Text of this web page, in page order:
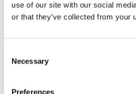
use of our site with our social
or that they’ve collected from your
Selection
Necessary
Preferences